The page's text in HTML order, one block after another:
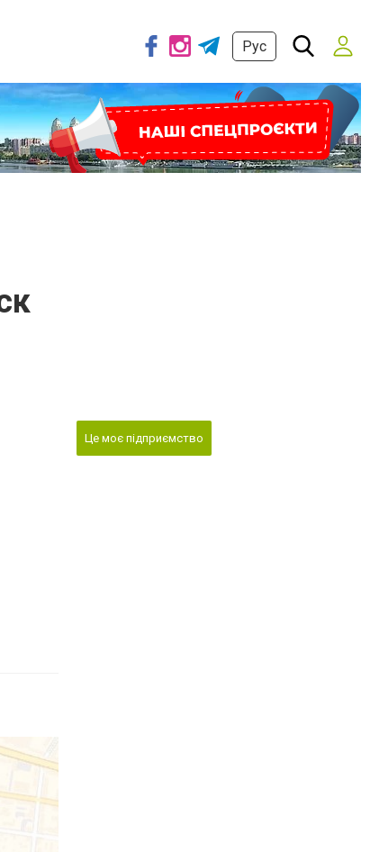
Рус
Це моє підприємство